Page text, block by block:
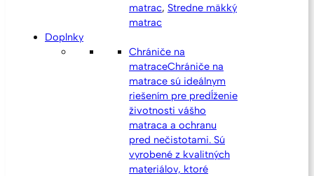
matrac, Stredne mäkký
matrac
Doplnky
Chrániče na
matraceChrániče na
matrace sú ideálnym
riešením pre predĺženie
životnosti vášho
matraca a ochranu
pred nečistotami. Sú
vyrobené z kvalitných
materiálov, ktoré